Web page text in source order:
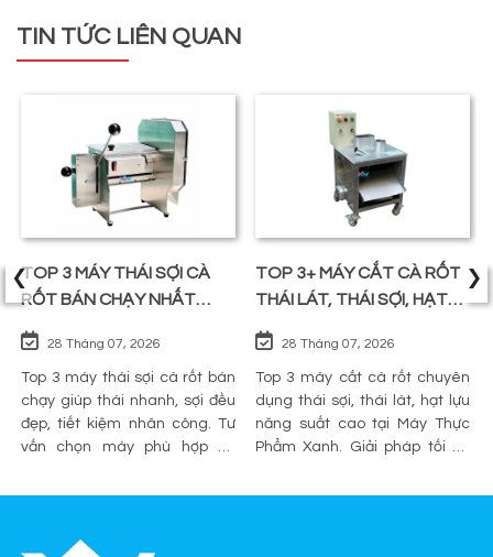
TIN TỨC LIÊN QUAN
TOP 3 MÁY THÁI SỢI CÀ
RỐT BÁN CHẠY NHẤT
28 Tháng 07, 2026
Top 3 máy thái sợi cà rốt bán
chạy giúp thái nhanh, sợi đều
đẹp, tiết kiệm nhân công. Tư
vấn chọn máy phù hợp và
Phẩm Xanh.
TOP 3+ MÁY CẮT CÀ RỐT
THÁI LÁT, THÁI SỢI, HẠT
28 Tháng 07, 2026
Top 3 máy cắt cà rốt chuyên
dụng thái sợi, thái lát, hạt lựu
năng suất cao tại Máy Thực
Phẩm Xanh. Giải pháp tối ưu
nghiệp.
‹ ›